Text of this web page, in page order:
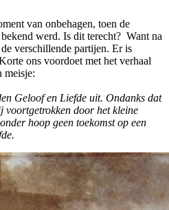
van onbehagen, toen de
werd. Is dit terecht? Want na
verschillende partijen. Er is
ons voordoet met het verhaal
meisje:
Geloof en Liefde uit. Ondanks dat
voortgetrokken door het kleine
hoop geen toekomst op een